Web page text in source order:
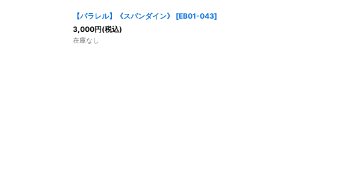
【パラレル】《スパンダイン》 [EB01-043]
3,000円(税込)
在庫なし